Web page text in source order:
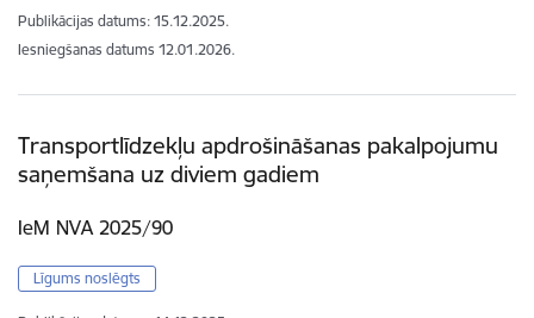
Publikācijas datums: 15.12.2025.
Iesniegšanas datums 12.01.2026.
Transportlīdzekļu apdrošināšanas pakalpojumu
saņemšana uz diviem gadiem
IeM NVA 2025/90
Līgums noslēgts